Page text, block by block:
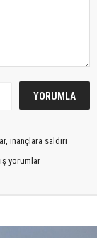
inançlara saldırı
yorumlar